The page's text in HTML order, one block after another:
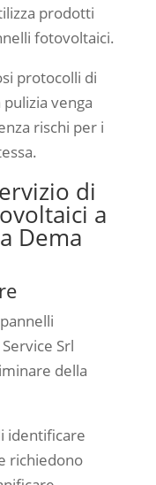
prodotti
fotovoltaici.
protocolli di
venga
rischi per i
di
a
Dema
Srl
della
identificare
richiedono